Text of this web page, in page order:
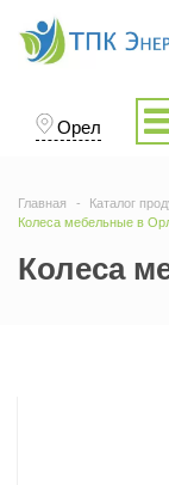
Орел
Главная Каталог
Колеса мебельные в
Колеса